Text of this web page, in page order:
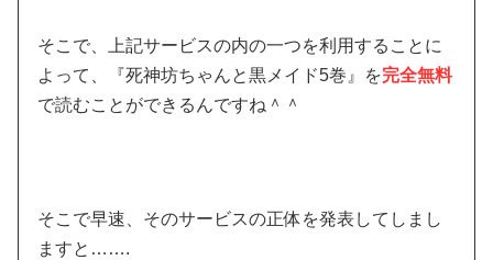
そこで、上記サービスの内の一つを利用することに
よって、『死神坊ちゃんと黒メイド5巻』を完全無料
で読むことができるんですね＾＾
そこで早速、そのサービスの正体を発表してしまし
ますと…….